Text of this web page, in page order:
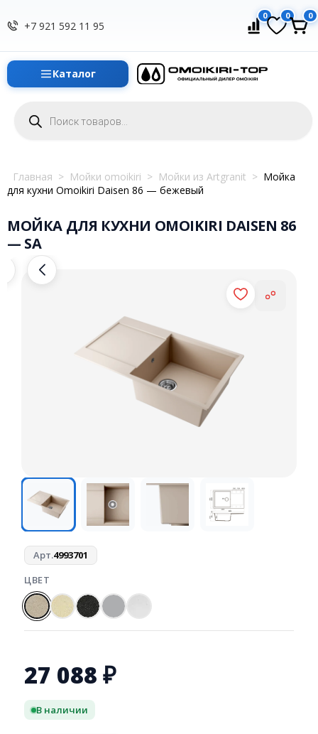
+7 921 592 11 95
0 0 0
Каталог
товаров
Главная > Мойки omoikiri > Мойки из Artgranit > Мойка
для кухни Omoikiri Daisen 86 — бежевый
МОЙКА ДЛЯ КУХНИ OMOIKIRI DAISEN 86
— SA
Арт.4993701
ЦВЕТ
27 088 ₽
В наличии